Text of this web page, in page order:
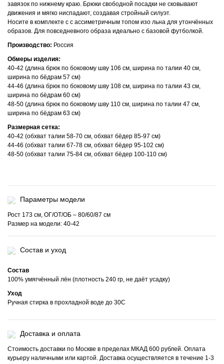
завязок по нижнему краю. Брюки свободной посадки не сковывают
движения и мягко ниспадают, создавая стройный силуэт.
Носите в комплекте с с ассиметричным топом изо льна для утончённых
образов. Для повседневного образа идеально с базовой футболкой.
Производство: Россия
Обмеры изделия:
40-42 (длина брюк по боковому шву 106 см, ширина по талии 40 см,
ширина по бёдрам 57 см)
44-46 (длина брюк по боковому шву 108 см, ширина по талии 43 см,
ширина по бёдрам 60 см)
48-50 (длина брюк по боковому шву 110 см, ширина по талии 47 см,
ширина по бёдрам 63 см)
Размерная сетка:
40-42 (обхват талии 58-70 см, обхват бёдер 85-97 см)
44-46 (обхват талии 67-78 см, обхват бёдер 95-102 см)
48-50 (обхват талии 75-84 см, обхват бёдер 100-110 см)
Параметры модели
Рост 173 см, ОГ/ОТ/ОБ – 80/60/87 см
Размер на модели: 40-42
Состав и уход
Состав
100% умягчённый лён (плотность 240 гр, не даёт усадку)
Уход
Ручная стирка в прохладной воде до 30С
Доставка и оплата
Стоимость доставки по Москве в пределах МКАД 600 рублей. Оплата
курьеру наличными или картой. Доставка осуществляется в течение 1-3